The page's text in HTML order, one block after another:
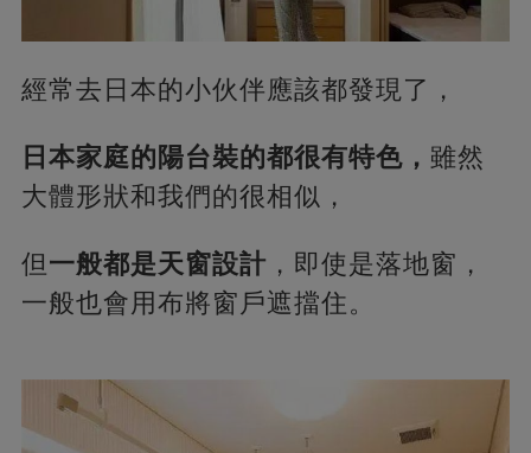
經常去日本的小伙伴應該都發現了，
日本家庭的陽台裝的都很有特色， 雖然
大體形狀和我們的很相似，
但 一般都是天窗設計 ，即使是落地窗，
一般也會用布將窗戶遮擋住。